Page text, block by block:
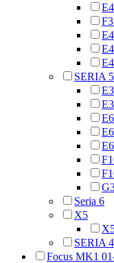
SERIA 5
Seria 6
X5
SERIA 4
Focus MK1